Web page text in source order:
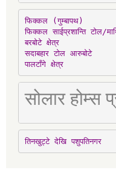
फिक्कल (गुम्बापथ)
फिक्कल साईप्रशान्ति टोल/
बरबोटे क्षेत्र
सदाबहार टोल आरुबोटे
पालटाँगे क्षेत्र
सोलार
तिनखुट्टे देखि पशुपतिनगर